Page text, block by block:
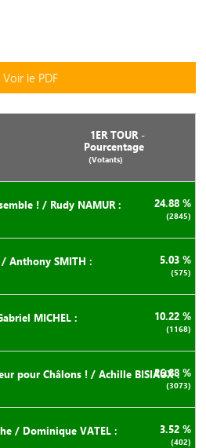
Voir le PDF
1ER TOUR -
Pourcentage
(Votants)
24.88 %
(2845)
5.03 %
(575)
10.22 %
(1168)
26.88 %
(3073)
3.52 %
(402)